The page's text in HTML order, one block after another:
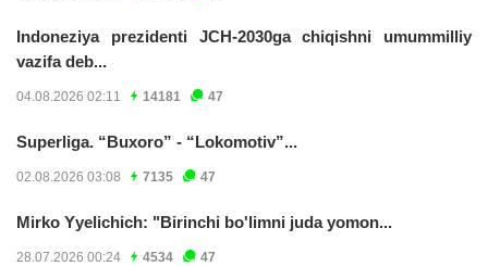
Indoneziya prezidenti JCH-2030ga chiqishni umummilliy
vazifa deb...
04.08.2026 02:11 14181 47
Superliga. “Buxoro” - “Lokomotiv”...
02.08.2026 03:08 7135 47
Mirko Yyelichich: "Birinchi bo'limni juda yomon...
28.07.2026 00:24 4534 47